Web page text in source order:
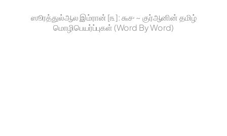
ஸூரத்துல்ஆல இம்ரான் [௩]: ௬௪ ~ குர்ஆனின் தமிழ்
மொழிபெயர்ப்புகள் (Word By Word)